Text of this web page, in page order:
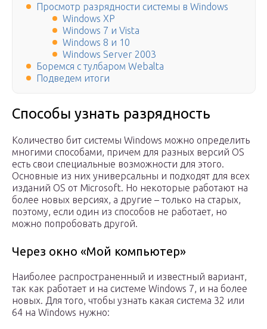
Просмотр разрядности системы в Windows
Windows XP
Windows 7 и Vista
Windows 8 и 10
Windows Server 2003
Боремся с тулбаром Webalta
Подведем итоги
Способы узнать разрядность
Количество бит системы Windows можно определить
многими способами, причем для разных версий OS
есть свои специальные возможности для этого.
Основные из них универсальны и подходят для всех
изданий OS от Microsoft. Но некоторые работают на
более новых версиях, а другие – только на старых,
поэтому, если один из способов не работает, но
можно попробовать другой.
Через окно «Мой компьютер»
Наиболее распространенный и известный вариант,
так как работает и на системе Windows 7, и на более
новых. Для того, чтобы узнать какая система 32 или
64 на Windows нужно: